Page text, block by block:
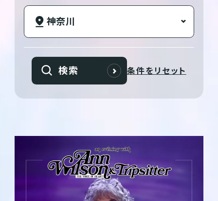
検索 条件をリセット